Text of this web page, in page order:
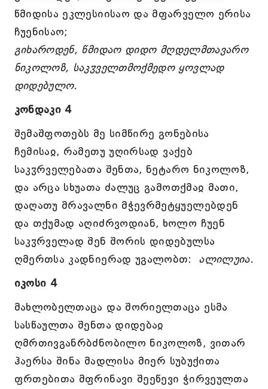
წმიდისა ეკლესიისაო და მფარველო ერისა
ჩუენისაო;
გიხაროდენ, წმიდაო დიდო მღდელმთავარო
ნიკოლოზ, საკჳველთმოქმედო ყოვლად
დიდებულო.
კონდაკი 4
შემაშფოთებს მე სიმწირე გონებისა
ჩემისაჲ, რამეთუ უღირსად ვაქებ
საკჳრველებათა შენთა, ნეტარო ნიკოლოზ,
და არცა სხუათა ძალუც გამოთქმაჲ მათი,
დაღათუ მრავალნი მჭევრმეტყუელებდენ
და თქუმად აღიძრვოდიან, ხოლო ჩუენ
საკჳრველად შენ შორის დიდებულსა
ღმერთსა კადნიერად უგალობთ:
ალილუია.
იკოსი 4
მახლობელთაცა და შორიელთაცა ესმა
სასწაულთა შენთა დიდებაჲ
ღმრთივგანრბძნობილო ნიკოლოზ, ვითარ
ჰაერსა შინა მადლისა მიერ სუბუქითა
ფრთებითა მფრინავი შეეწევი ჭირვეულთა